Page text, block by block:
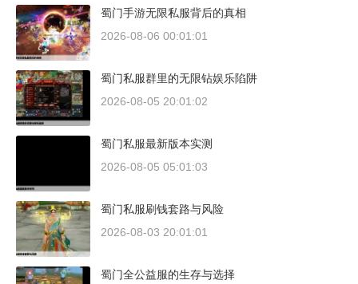
蜀门手游无限私服背后的真相
2026-08-06 00:01:01
蜀门私服群里的无限钻娱乐陷阱
2026-08-05 20:01:02
蜀门私服最新版本实测
2026-08-05 05:01:03
蜀门私服刷钱套路与风险
2026-08-03 20:01:01
蜀门全公益服的生存与选择